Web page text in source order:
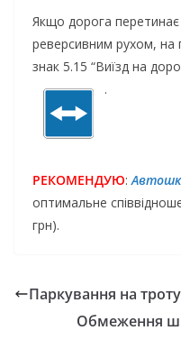
Якщо дорога перетинає
реверсивним рухом, на
знак 5.15 “Виїзд на
.
РЕКОМЕНДУЮ:
оптимальне
грн).
Паркування на
Обмеження